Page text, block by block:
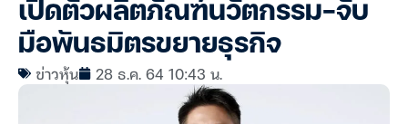
เปิดตัวผลิตภัณฑ์นวัตกรรม-จับ
มือพันธมิตรขยายธุรกิจ
ข่าวหุ้น 28 ธ.ค. 64 10:43 น.